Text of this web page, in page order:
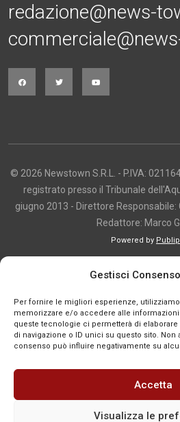
Gestisci
Per fornire le migliori esperienze,
memorizzare e/o accedere alle
queste tecnologie ci permetterà di
di navigazione o ID unici su questo sito. Non
consenso può influire negativamente su
Accetta
Visualizza le
redazione@news-
© 2026 Newstown S.R.L. - P.IVA:
registrato presso il Tribunale
giugno 2013 - Direttore Responsabile:
Redattore: Marco
Powered by
articoli, immagini, fotografie, video e
indicazione. La riproduzione totale o
solo previa autorizzazione o citando
alla pagina originale, quando previsto. I
titolari dei diritti. Se un contenuto viola